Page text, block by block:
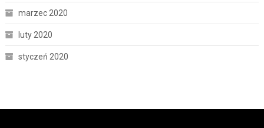
marzec 2020
luty 2020
styczeń 2020